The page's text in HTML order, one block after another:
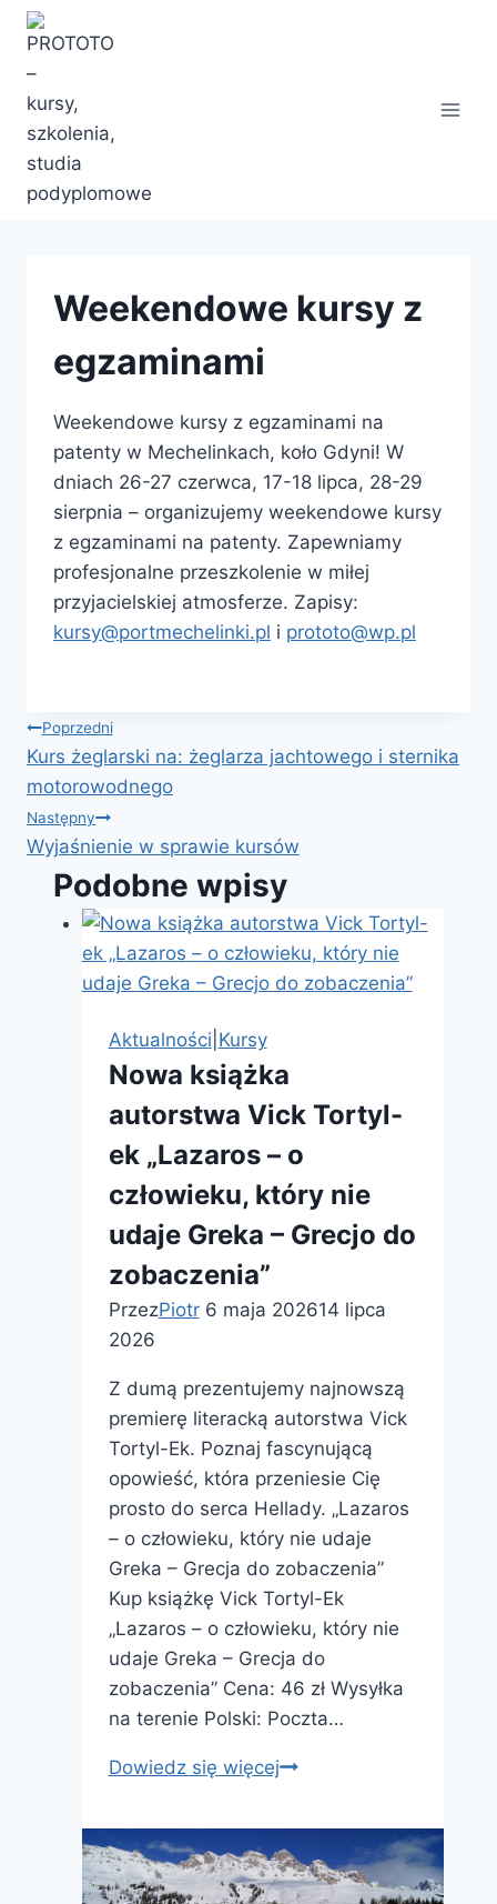
Przejdź
treści
Weekendowe kursy z
egzaminami
Weekendowe kursy z egzaminami na
patenty w Mechelinkach, koło Gdyni! W
dniach 26-27 czerwca, 17-18 lipca, 28-29
sierpnia – organizujemy weekendowe kursy
z egzaminami na patenty. Zapewniamy
profesjonalne przeszkolenie w miłej
przyjacielskiej atmosferze. Zapisy:
kursy@portmechelinki.pl i prototo@wp.pl
Nawigacja
wpisu
Poprzedni
Kurs żeglarski na: żeglarza jachtowego i sternika
motorowodnego
Następny
Wyjaśnienie w sprawie kursów
Podobne wpisy
Aktualności Kursy
Nowa książka
autorstwa Vick Tortyl-
ek „Lazaros – o
człowieku, który nie
udaje Greka – Grecjo do
zobaczenia”
PrzezPiotr 6 maja 202614 lipca
2026
Z dumą prezentujemy najnowszą
premierę literacką autorstwa Vick
Tortyl-Ek. Poznaj fascynującą
opowieść, która przeniesie Cię
prosto do serca Hellady. „Lazaros
– o człowieku, który nie udaje
Greka – Grecja do zobaczenia”
Kup książkę Vick Tortyl-Ek
„Lazaros – o człowieku, który nie
udaje Greka – Grecja do
zobaczenia” Cena: 46 zł Wysyłka
na terenie Polski: Poczta…
Dowiedz się więcejNowa
autorstwa
Vick
Tortyl-